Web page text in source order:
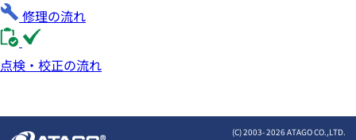
修理の流れ
点検・校正の流れ
(C) 2003-2026 ATAGO CO.,LTD.